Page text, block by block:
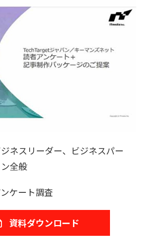
導入事例
セミナー情報/ブログ
販売パートナー募集
ジネスリーダー、ビジネスパー
全般
ケート調査
資料ダウンロード